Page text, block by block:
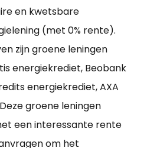
en kwetsbare
(met 0% rente).
zijn groene leningen
energiekrediet, Beobank
energiekrediet, AXA
groene leningen
een interessante rente
om het